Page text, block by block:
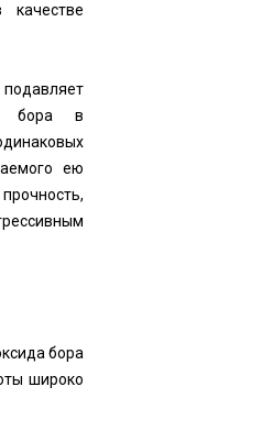
бора в
ею
бора
широко